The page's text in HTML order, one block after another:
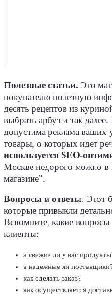
Полезные статьи. Это
покупателю полезную
десять рецептов из
выбрать арбуз и так далее.
допустима реклама ваших
товары, о которых идет
используется SEO-
Москве недорого можно в
магазине".
Вопросы и ответы. Этот
которые привыкли
Вспомните, какие
клиенты:
а свежие ли у вас
а надежные ли поставщики?
как сделать заказ?
как осуществляется